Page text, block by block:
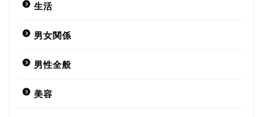
生活
男女関係
男性全般
美容